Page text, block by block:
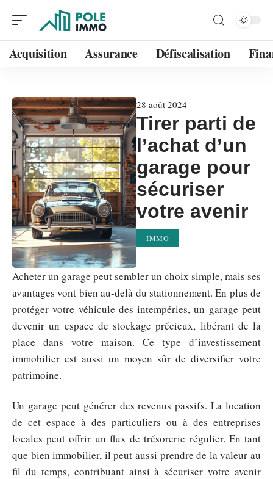
Acquisition Assurance Défiscalisation
28 août 2024
Tirer parti de
l’achat d’un
garage pour
sécuriser
votre avenir
IMMO
Acheter un garage peut sembler un choix simple, mais ses
avantages vont bien au-delà du stationnement. En plus de
protéger votre véhicule des intempéries, un garage peut
devenir un espace de stockage précieux, libérant de la
place dans votre maison. Ce type d’investissement
immobilier est aussi un moyen sûr de diversifier votre
patrimoine.
Un garage peut générer des revenus passifs. La location
de cet espace à des particuliers ou à des entreprises
locales peut offrir un flux de trésorerie régulier. En tant
que bien immobilier, il peut aussi prendre de la valeur au
fil du temps, contribuant ainsi à sécuriser votre avenir